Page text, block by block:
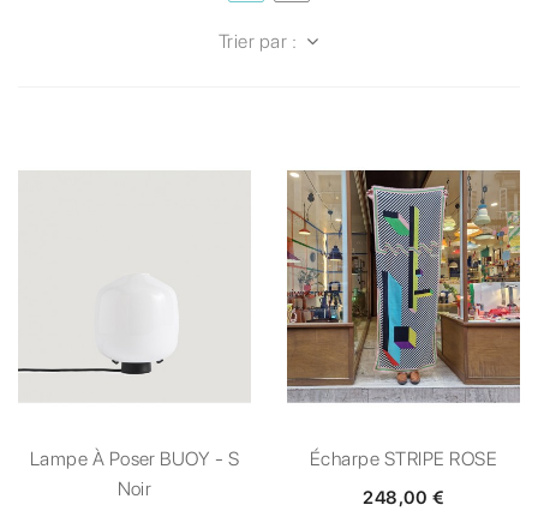
Trier par :
Lampe À Poser BUOY - S
Noir
Écharpe STRIPE ROSE
248,00 €